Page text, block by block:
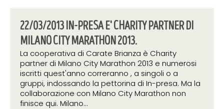
22/03/2013 IN-PRESA E' CHARITY PARTNER DI
MILANO CITY MARATHON 2013.
La cooperativa di Carate Brianza è Charity
partner di Milano City Marathon 2013 e numerosi
iscritti quest'anno correranno , a singoli o a
gruppi, indossando la pettorina di In-presa. Ma la
collaborazione con Milano City Marathon non
finisce qui. Milano...